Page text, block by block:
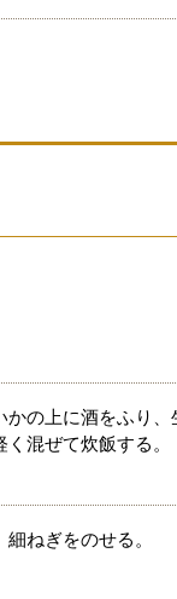
の上に酒をふり
混ぜて炊飯する。
ねぎをのせる。